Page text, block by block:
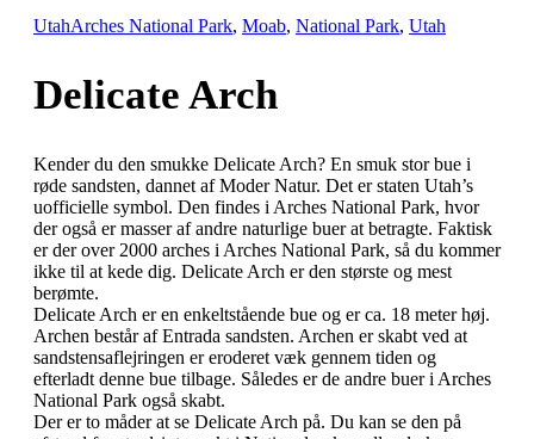
UtahArches National Park, Moab, National Park, Utah
Delicate Arch
Kender du den smukke Delicate Arch? En smuk stor bue i
røde sandsten, dannet af Moder Natur. Det er staten Utah’s
uofficielle symbol. Den findes i Arches National Park, hvor
der også er masser af andre naturlige buer at betragte. Faktisk
er der over 2000 arches i Arches National Park, så du kommer
ikke til at kede dig. Delicate Arch er den største og mest
berømte.
Delicate Arch er en enkeltstående bue og er ca. 18 meter høj.
Archen består af Entrada sandsten. Archen er skabt ved at
sandstensaflejringen er eroderet væk gennem tiden og
efterladt denne bue tilbage. Således er de andre buer i Arches
National Park også skabt.
Der er to måder at se Delicate Arch på. Du kan se den på